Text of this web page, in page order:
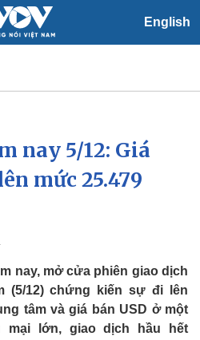
English
Xã hội
Tin 24h
Dự báo thời tiết
nay 5/12: Giá
mức 25.479
nay, mở cửa phiên giao dịch
(5/12) chứng kiến sự đi lên
tâm và giá bán USD ở một
mại lớn, giao dịch hầu hết